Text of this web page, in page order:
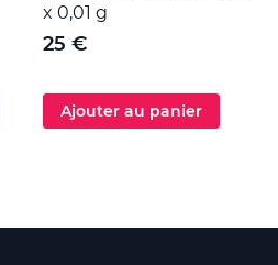
x 0,01 g
25 €
Ajouter au panier